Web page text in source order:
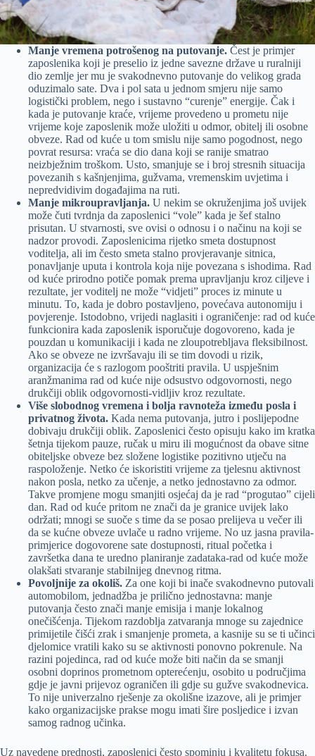
Manje vremena potrošenog na putovanje. Čest je primjer
zaposlenika koji je preselio iz jedne savezne države u ruralniji
dio zemlje jer mu je svakodnevno putovanje do velikog grada
oduzimalo sate. Dva i pol sata u jednom smjeru nije samo
logistički problem, nego i sustavno “curenje” energije. Čak i
kada je putovanje kraće, vrijeme provedeno u prometu nije
vrijeme koje zaposlenik može uložiti u odmor, obitelj ili osobne
obveze. Rad od kuće u tom smislu nije samo pogodnost, nego
povrat resursa: vraća se dio dana koji se ranije smatrao
neizbježnim troškom. Usto, smanjuje se i broj stresnih situacija
povezanih s kašnjenjima, gužvama, vremenskim uvjetima i
nepredvidivim događajima na ruti.
Manje mikroupravljanja. U nekim se okruženjima još uvijek
može čuti tvrdnja da zaposlenici “vole” kada je šef stalno
prisutan. U stvarnosti, sve ovisi o odnosu i o načinu na koji se
nadzor provodi. Zaposlenicima rijetko smeta dostupnost
voditelja, ali im često smeta stalno provjeravanje sitnica,
ponavljanje uputa i kontrola koja nije povezana s ishodima. Rad
od kuće prirodno potiče pomak prema upravljanju kroz ciljeve i
rezultate, jer voditelj ne može “vidjeti” proces iz minute u
minutu. To, kada je dobro postavljeno, povećava autonomiju i
povjerenje. Istodobno, vrijedi naglasiti i ograničenje: rad od kuće
funkcionira kada zaposlenik isporučuje dogovoreno, kada je
pouzdan u komunikaciji i kada ne zloupotrebljava fleksibilnost.
Ako se obveze ne izvršavaju ili se tim dovodi u rizik,
organizacija će s razlogom pooštriti pravila. U uspješnim
aranžmanima rad od kuće nije odsustvo odgovornosti, nego
drukčiji oblik odgovornosti-vidljiv kroz rezultate.
Više slobodnog vremena i bolja ravnoteža između posla i
privatnog života. Kada nema putovanja, jutro i poslijepodne
dobivaju drukčiji oblik. Zaposlenici često opisuju kako im kratka
šetnja tijekom pauze, ručak u miru ili mogućnost da obave sitne
obiteljske obveze bez složene logistike pozitivno utječu na
raspoloženje. Netko će iskoristiti vrijeme za tjelesnu aktivnost
nakon posla, netko za učenje, a netko jednostavno za odmor.
Takve promjene mogu smanjiti osjećaj da je rad “progutao” cijeli
dan. Rad od kuće pritom ne znači da je granice uvijek lako
održati; mnogi se suoče s time da se posao prelijeva u večer ili
da se kućne obveze uvlače u radno vrijeme. No uz jasna pravila-
primjerice dogovorene sate dostupnosti, ritual početka i
završetka dana te uredno planiranje zadataka-rad od kuće može
olakšati stvaranje stabilnijeg dnevnog ritma.
Povoljnije za okoliš. Za one koji bi inače svakodnevno putovali
automobilom, jednadžba je prilično jednostavna: manje
putovanja često znači manje emisija i manje lokalnog
onečišćenja. Tijekom razdoblja zatvaranja mnoge su zajednice
primijetile čišći zrak i smanjenje prometa, a kasnije su se ti učinci
djelomice vratili kako su se aktivnosti ponovno pokrenule. Na
razini pojedinca, rad od kuće može biti način da se smanji
osobni doprinos prometnom opterećenju, osobito u područjima
gdje je javni prijevoz ograničen ili gdje su gužve svakodnevica.
To nije univerzalno rješenje za okolišne izazove, ali je primjer
kako organizacijske prakse mogu imati šire posljedice i izvan
samog radnog učinka.
Uz navedene prednosti, zaposlenici često spominju i kvalitetu fokusa.